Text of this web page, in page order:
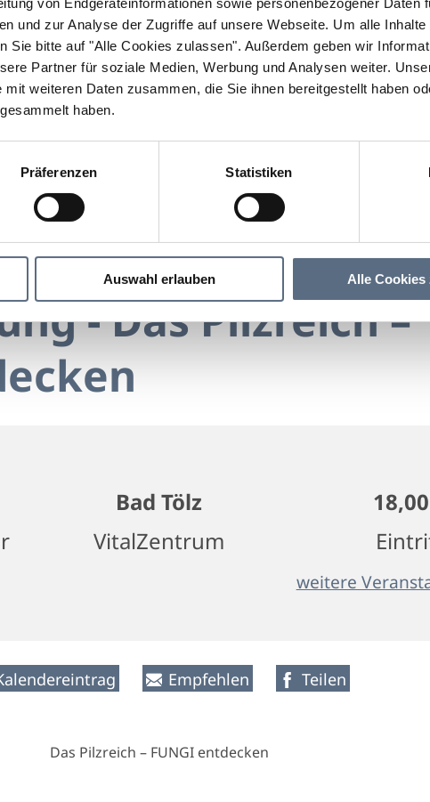
und zur Analyse der Zugriffe auf unsere Webseite. Um alle Inhalte
Sie bitte auf "Alle Cookies zulassen". Außerdem geben wir
Partner für soziale Medien, Werbung und Analysen weiter.
weiteren Daten zusammen, die Sie ihnen bereitgestellt haben
haben.
Präferenzen Statistiken
Auswahl erlauben Alle Cookies
- Das Pilzreich – FUNGI entdecken
- Das Pilzreich –
Bad Tölz
VitalZentrum
weitere
Empfehlen Teilen
Das Pilzreich – FUNGI entdecken